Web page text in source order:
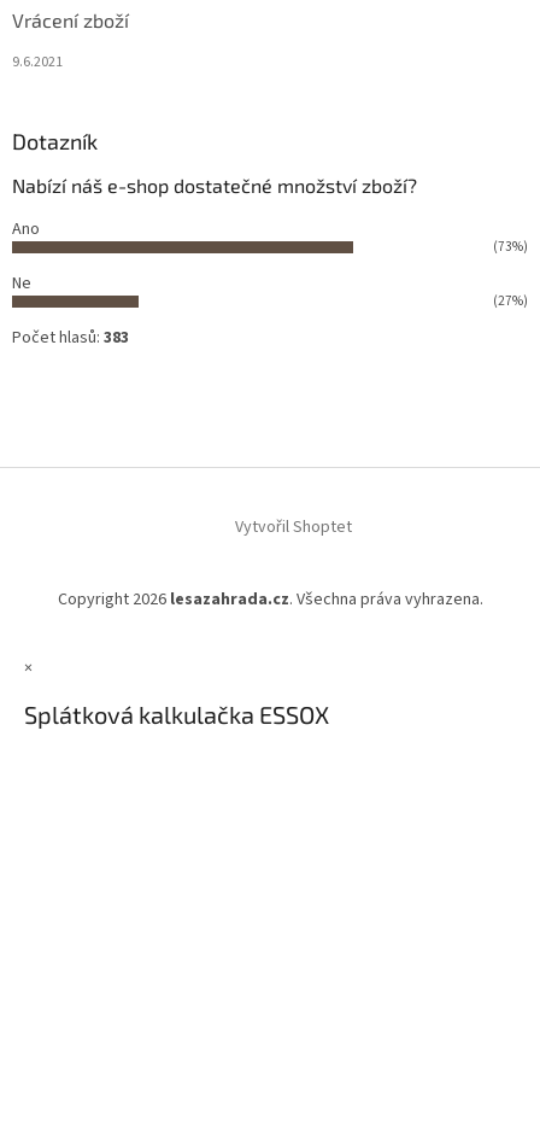
Vrácení zboží
9.6.2021
Dotazník
Nabízí náš e-shop dostatečné množství zboží?
Ano
(73%)
Ne
(27%)
Počet hlasů: 383
Vytvořil Shoptet
Copyright 2026 lesazahrada.cz. Všechna práva vyhrazena.
×
Splátková kalkulačka ESSOX